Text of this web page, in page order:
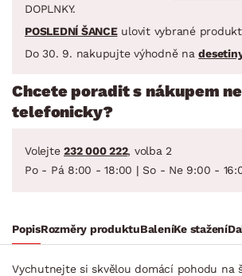
DOPLNKY.
POSLEDNÍ ŠANCEulovit vybrané
Do 30. 9. nakupujte výhodně na
Chcete poradit s nákupem
telefonicky?
Volejte 232 000 222, volba 2
Po - Pá 8:00 - 18:00 | So - Ne 9:00 -
PopisRozměry produktuBaleníKe stažení
Vychutnejte si skvělou domácí pohodu na